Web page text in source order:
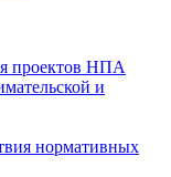
проектов НПА
и
нормативных